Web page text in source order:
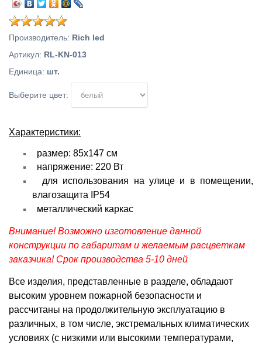
Производитель: Rich led
Артикул: RL-KN-013
Единица: шт.
Выберите цвет:
Характеристики:
размер: 85х147 см
напряжение: 220 Вт
для использования на улице и в помещении,
влагозащита IP54
металлический каркас
Внимание! Возможно изготовление данной
конструкции по габаритам и желаемым расцветкам
заказчика! Срок производства 5-10 дней
Все изделия, представленные в разделе, обладают
высоким уровнем пожарной безопасности и
рассчитаны на продолжительную эксплуатацию в
различных, в том числе, экстремальных климатических
условиях (с низкими или высокими температурами,